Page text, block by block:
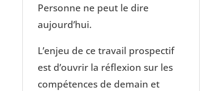
Personne ne peut le dire
aujourd’hui.
L’enjeu de ce travail prospectif
est d’ouvrir la réflexion sur les
compétences de demain et